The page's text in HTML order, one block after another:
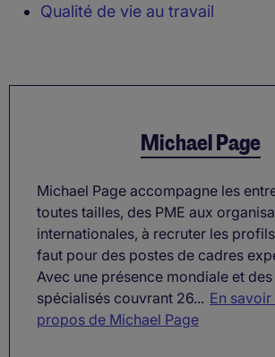
Qualité de vie au travail
Michael Page
Michael Page accompagne les
toutes tailles, des PME aux
internationales, à recruter les
faut pour des postes de cadres
Avec une présence mondiale et
spécialisés couvrant 26... En savoir
propos de Michael Page